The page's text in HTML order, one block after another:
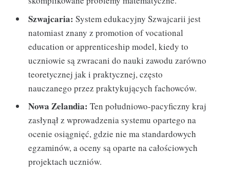
Szwajcaria: System edukacyjny Szwajcarii jest
natomiast znany z promotion of vocational
education or apprenticeship model, kiedy to
uczniowie są zwracani do nauki zawodu zarówno
teoretycznej jak i praktycznej, często
nauczanego przez praktykujących fachowców.
Nowa Zelandia: Ten południowo-pacyficzny kraj
zasłynął z wprowadzenia systemu opartego na
ocenie osiągnięć, gdzie nie ma standardowych
egzaminów, a oceny są oparte na całościowych
projektach uczniów.